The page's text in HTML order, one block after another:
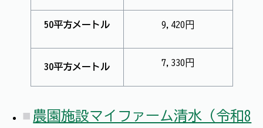
50平方メートル 9,420円
30平方メートル 7,330円
農園施設マイファーム清水（令和8